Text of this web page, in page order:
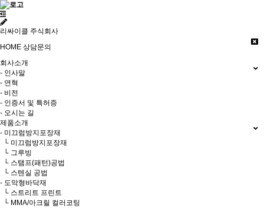
리싸이클 주식회사
HOME 상담문의
회사소개
- 인사말
- 연혁
- 비전
- 인증서 및 특허증
- 오시는 길
제품소개
- 미끄럼방지포장재
└ 미끄럼방지포장재
└ 그루빙
└ 스탬프(패턴)공법
└ 스텐실 공법
- 도막형바닥재
└ 스트리트 프린트
└ MMA/아크릴 컬러코팅